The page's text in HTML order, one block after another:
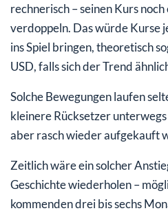
rechnerisch – seinen Kurs
verdoppeln. Das würde Kurse
ins Spiel bringen, theoretisch
USD, falls sich der Trend
Solche Bewegungen laufen
kleinere Rücksetzer
aber rasch wieder aufgekauft
Zeitlich wäre ein solcher
Geschichte wiederholen –
kommenden drei bis sechs